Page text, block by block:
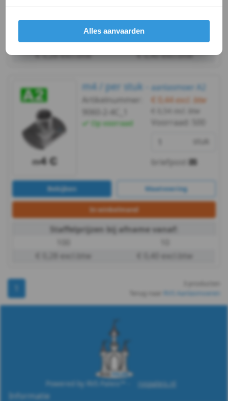
A2
M3
9060
-
A2
-
M4
WS
9060
In winkelmand
Staffelprijzen bij afname vanaf:
100
10
€ 0,28 excl.btw
€ 0,40 excl.btw
m4 / per stuk - aanlasmoer A2
Artikelnummer:
Op voorraad
€ 0,44 excl. btw
incl. btw
Voorraad:
briefpost
Bekijken Maatvoering
In winkelmand
Staffelprijzen bij afname vanaf:
€ 0,28 excl.btw
€ 0,40 excl.btw
RVS Aanlasmoeren
Powered by RVS Paleis™ - rvspaleis.nl
Informatie
Alles aanvaarden